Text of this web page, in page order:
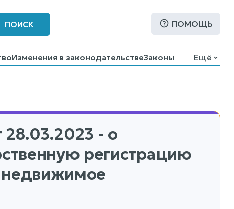
ПОИСК ПОМОЩЬ
Изменения в законодательствеЗаконы
Ещё
28.03.2023 - о
регистрацию
недвижимое